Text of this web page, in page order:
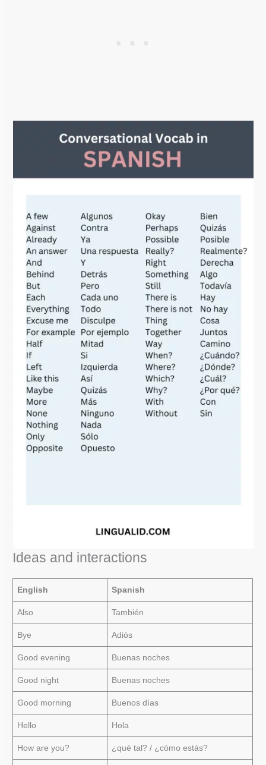
Ideas and interactions
English Spanish
Also También
Bye Adiós
Good evening Buenas noches
Good night Buenas noches
Good morning Buenos días
Hello Hola
How are you? ¿qué tal? / ¿cómo estás?